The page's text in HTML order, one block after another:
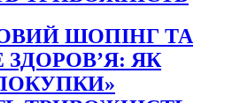
ШОПІНГ ТА
ЯК